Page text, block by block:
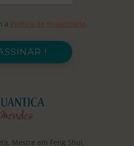
a Política de Privacidade.
!
Mestre em Feng Shui,